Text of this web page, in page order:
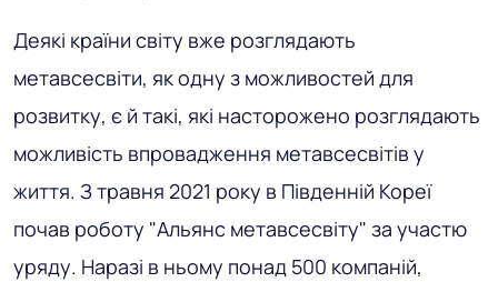
Деякі країни світу вже розглядають
метавсесвіти, як одну з можливостей для
розвитку, є й такі, які насторожено розглядають
можливість впровадження метавсесвітів у
життя. З травня 2021 року в Південній Кореї
почав роботу "Альянс метавсесвіту" за участю
уряду. Наразі в ньому понад 500 компаній,